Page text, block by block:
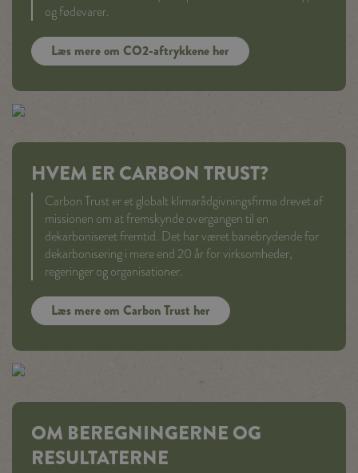
og fødevarer.
Læs mere om CO2-aftrykkene her
HVEM ER CARBON TRUST?
Carbon Trust er et globalt klimarådgivningsfirma drevet af
missionen om at fremskynde overgangen til en
dekarboniseret fremtid. Det har været banebrydende for
dekarbonisering i mere end 20 år for virksomheder,
regeringer og organisationer.
Læs mere om Carbon Trust her
OM BEREGNINGERNE OG
RESULTATERNE